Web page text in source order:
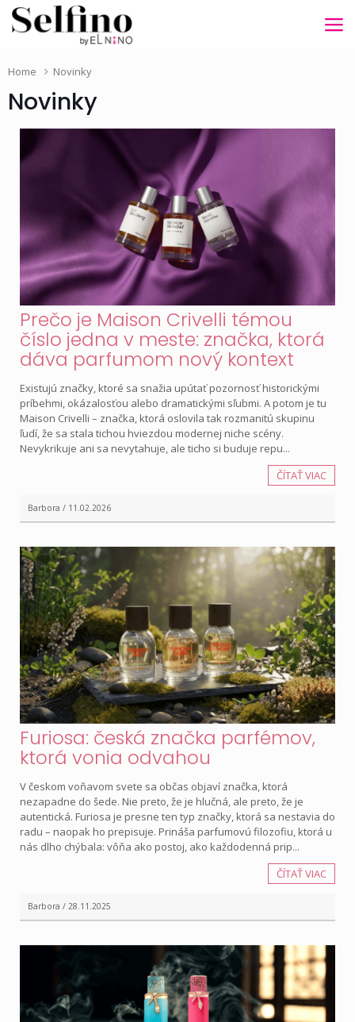
Home Novinky
Novinky
Prečo je Maison Crivelli témou
číslo jedna v meste: značka, ktorá
dáva parfumom nový kontext
Existujú značky, ktoré sa snažia upútať pozornosť historickými
príbehmi, okázalosťou alebo dramatickými sľubmi. A potom je tu
Maison Crivelli – značka, ktorá oslovila tak rozmanitú skupinu
ľudí, že sa stala tichou hviezdou modernej niche scény.
Nevykrikuje ani sa nevytahuje, ale ticho si buduje repu...
ČÍTAŤ VIAC
Barbora / 11.02.2026
Furiosa: česká značka parfémov,
ktorá vonia odvahou
V českom voňavom svete sa občas objaví značka, ktorá
nezapadne do šede. Nie preto, že je hlučná, ale preto, že je
autentická. Furiosa je presne ten typ značky, ktorá sa nestavia do
radu – naopak ho prepisuje. Prináša parfumovú filozofiu, ktorá u
nás dlho chýbala: vôňa ako postoj, ako každodenná prip...
ČÍTAŤ VIAC
Barbora / 28.11.2025